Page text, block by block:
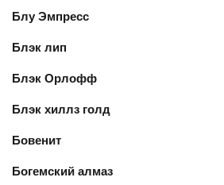
Блу Эмпресс
Блэк лип
Блэк Орлофф
Блэк хиллз голд
Бовенит
Богемский алмаз